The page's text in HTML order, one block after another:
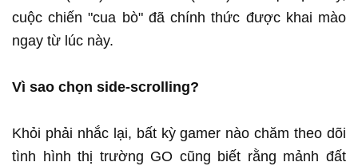
cuộc chiến "cua bò" đã chính thức được khai mào
ngay từ lúc này.
Vì sao chọn side-scrolling?
Khỏi phải nhắc lại, bất kỳ gamer nào chăm theo dõi
tình hình thị trường GO cũng biết rằng mảnh đất